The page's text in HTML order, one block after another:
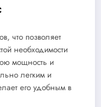
что позволяет
необходимости
мощность и
легким и
его удобным в